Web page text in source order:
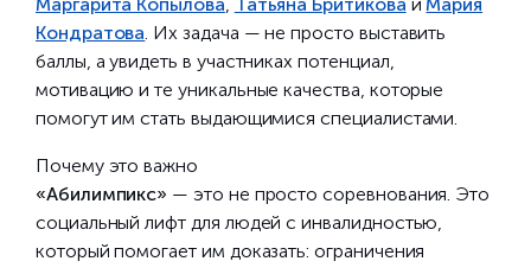
Кондратова . Их задача — не просто выставить
баллы, а увидеть в участниках потенциал,
мотивацию и те уникальные качества, которые
помогут им стать выдающимися специалистами.
Почему это важно
«Абилимпикс» — это не просто соревнования. Это
социальный лифт для людей с инвалидностью,
который помогает им доказать: ограничения